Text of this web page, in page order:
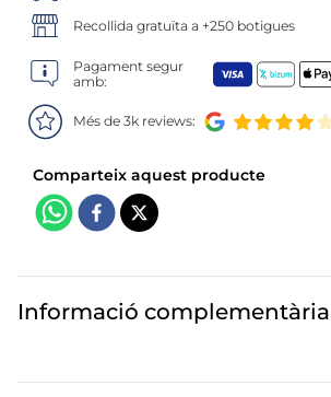
Recollida gratuïta a +250 botigues
Pagament segur
amb:
Més de 3k reviews:
Informació complementària
. marisco
10. coliflor